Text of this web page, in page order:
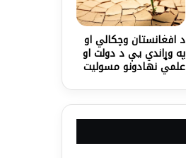
د افغانستان وچکالي او
په وړاندي يې د دولت او
علمي نهادونو مسوليت